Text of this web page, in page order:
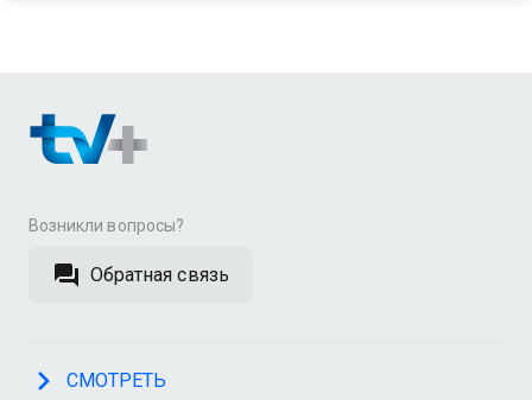
Возникли вопросы?
Обратная связь
СМОТРЕТЬ